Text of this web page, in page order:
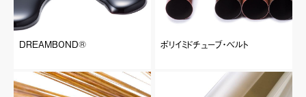
DREAMBOND®︎ ポリイミドチューブ・ベルト